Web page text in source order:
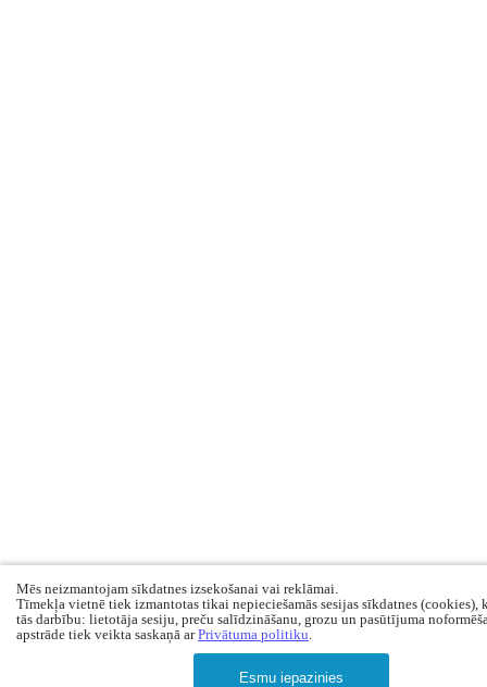
Mēs neizmantojam sīkdatnes izsekošanai vai reklāmai.
Tīmekļa vietnē tiek izmantotas tikai nepieciešamās sesijas sīkdatnes (cookies),
tās darbību: lietotāja sesiju, preču salīdzināšanu, grozu un pasūtījuma
apstrāde tiek veikta saskaņā arPrivātuma politiku.
Esmu iepazinies